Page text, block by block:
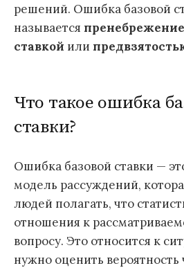
решений. Ошибка базовой
называется
ставкой или
Что такое ошибка
ставки?
Ошибка базовой ставки —
модель рассуждений,
людей полагать, что
отношения к
вопросу. Это относится к
нужно оценить